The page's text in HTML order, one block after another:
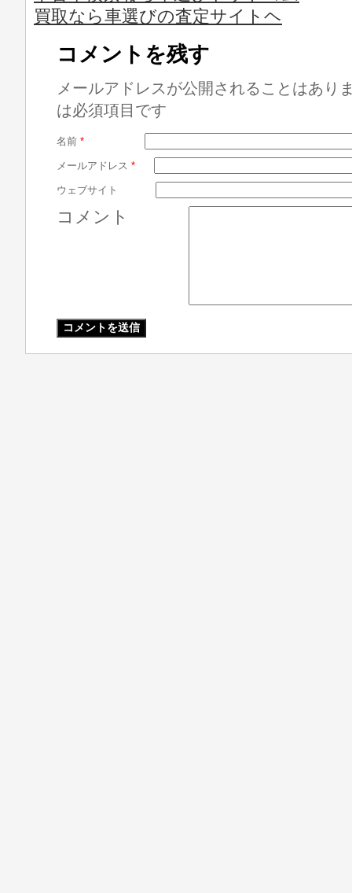
買取なら車選びの査定サイトヘ
コメントを残す
メールアドレスが公開されることはあり
は必須項目です
名前 *
メールアドレス *
ウェブサイト
コメント